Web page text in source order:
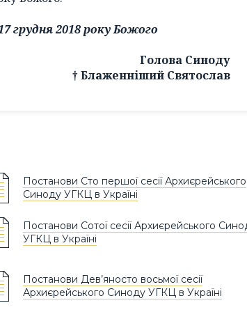
грудня 2018 року Божого
Голова Синоду
† Блаженніший Святослав
Постанови Сто першої сесії Архиєрейського
Синоду УГКЦ в Україні
Постанови Сотої сесії Архиєрейського
УГКЦ в Україні
Постанови Дев’яносто восьмої сесії
Архиєрейського Синоду УГКЦ в Україні